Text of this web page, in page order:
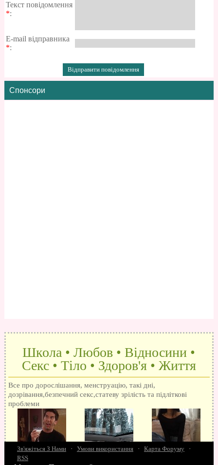
Текст повідомлення
*:
E-mail відправника
*:
Спонсори
Школа • Любов • Відносини •
Секс • Тіло • Здоров'я • Життя
Все про дорослішання, менструацію, такі дні,
дозрівання,безпечний секс,статеву зрілість та підліткові
проблеми
Зв'яжіться З Нами · Умови використання · Карта Форуму
·
RSS